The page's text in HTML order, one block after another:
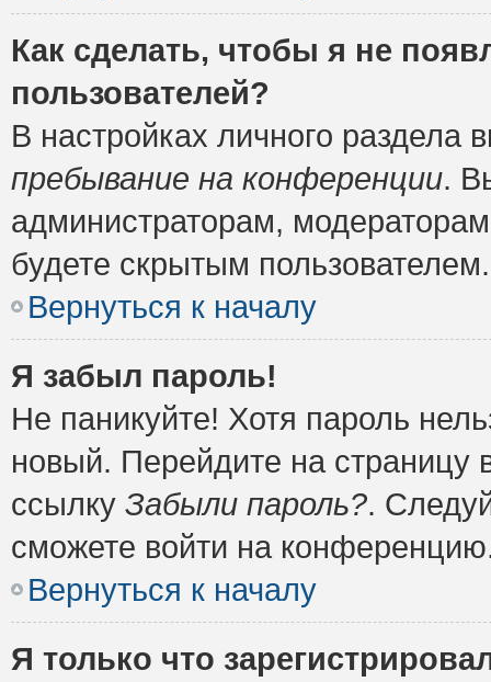
Как сделать, чтобы я не
пользователей?
В настройках личного
пребывание на конференции.
администраторам,
будете скрытым пользователем.
Вернуться к началу
Я забыл пароль!
Не паникуйте! Хотя пароль
новый. Перейдите на
ссылку Забыли пароль?.
сможете войти на
Вернуться к началу
Я только что